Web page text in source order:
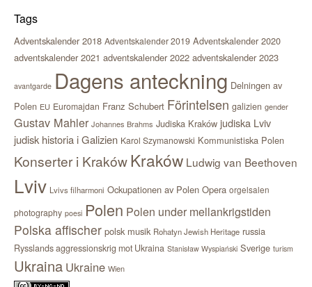
Tags
Adventskalender 2018 Adventskalender 2019 Adventskalender 2020
adventskalender 2021 adventskalender 2022 adventskalender 2023
avantgarde Dagens anteckning Delningen av
Polen EU Euromajdan Franz Schubert Förintelsen galizien gender
Gustav Mahler Johannes Brahms Judiska Kraków judiska Lviv
judisk historia i Galizien Karol Szymanowski Kommunistiska Polen
Konserter i KrakówKraków Ludwig van Beethoven
Lviv Lvivs filharmoni Ockupationen av Polen Opera orgelsalen
photography poesi Polen Polen under mellankrigstiden
Polska affischer polsk musik Rohatyn Jewish Heritage russia
Rysslands aggressionskrig mot Ukraina Stanisław Wyspiański Sverige turism
Ukraina Ukraine Wien